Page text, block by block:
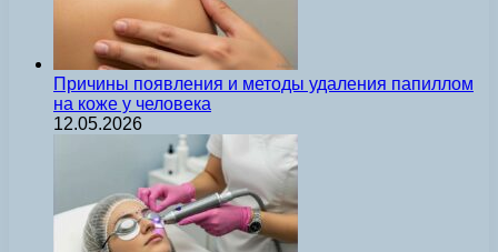
Причины появления и методы удаления папиллом
на коже у человека
12.05.2026